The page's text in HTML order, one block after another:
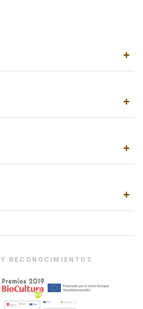
+
+
+
+
RECONOCIMIENTOS